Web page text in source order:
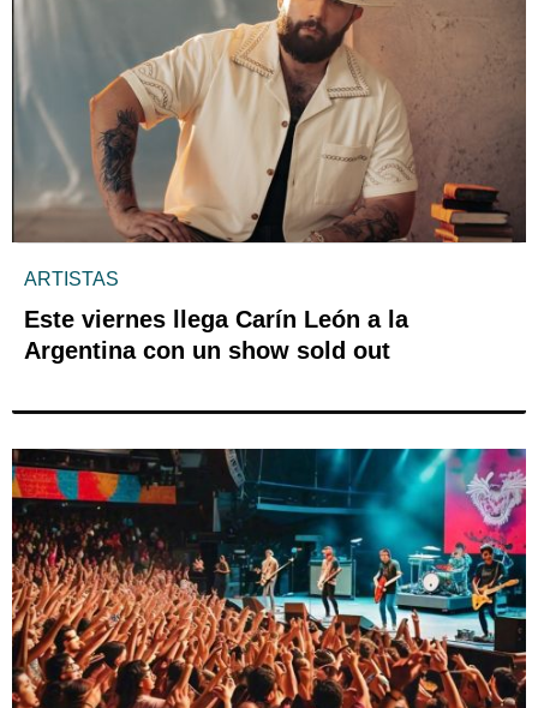
ARTISTAS
Este viernes llega Carín León a la
Argentina con un show sold out